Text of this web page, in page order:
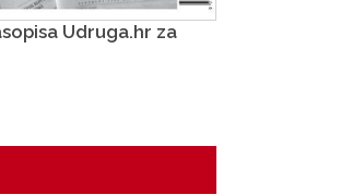
Udruga.hr za